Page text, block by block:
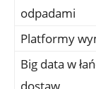
odpadami
Platformy
Big data w